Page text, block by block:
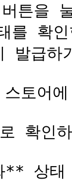
튼을
를 확
발급하
토어에
확인
** 상태